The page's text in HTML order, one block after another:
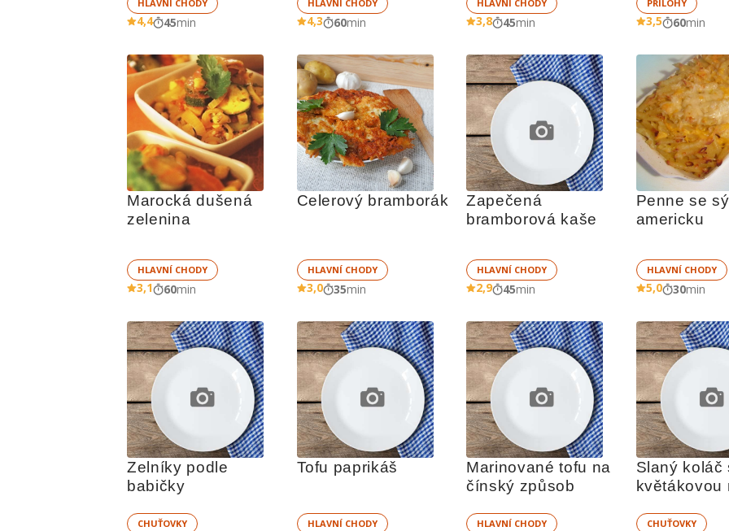
HLAVNÍ CHODY
4,4 45min
HLAVNÍ CHODY
4,3 60min
HLAVNÍ CHODY
3,8 45min
PŘÍLOHY
3,5 60min
Marocká dušená
zelenina
HLAVNÍ CHODY
3,1 60min
Celerový bramborák
HLAVNÍ CHODY
3,0 35min
Zapečená
bramborová kaše
HLAVNÍ CHODY
2,9 45min
Penne se
americku
HLAVNÍ CHODY
5,0 30min
Zelníky podle
babičky
CHUŤOVKY
Tofu paprikáš
HLAVNÍ CHODY
Marinované tofu na
čínský způsob
HLAVNÍ CHODY
Slaný koláč
květákovou
CHUŤOVKY